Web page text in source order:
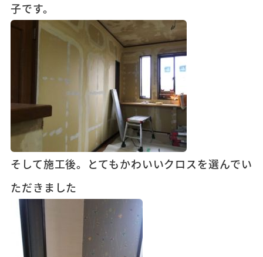
子です。
そして施工後。とてもかわいいクロスを選んでい
ただきました